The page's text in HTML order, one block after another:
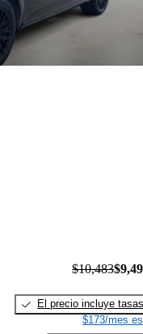
$10,483
El precio incluye tasas
$173/mes